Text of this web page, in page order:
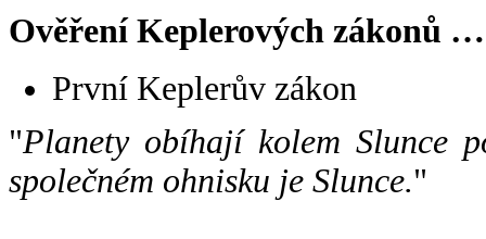
Ověření Keplerových zákonů …
První Keplerův zákon
"Planety obíhají kolem Slunce
společném ohnisku je Slunce."